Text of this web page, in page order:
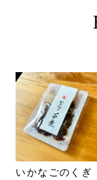
いかなごのくぎ